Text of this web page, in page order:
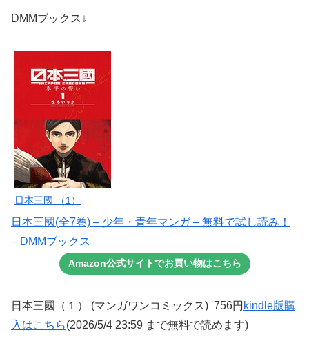
DMMブックス↓
日本三國 （1）
日本三國(全7巻) – 少年・青年マンガ – 無料で試し読み！
– DMMブックス
Amazon公式サイトでお買い物はこちら
日本三國（１） (マンガワンコミックス) 756円 kindle版購
入はこちら(2026/5/4 23:59 まで無料で読めます)